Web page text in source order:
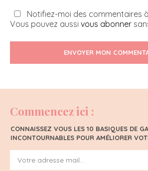
Notifiez-moi des commentaires
Vous pouvez aussi vous abonner
ENVOYER MON
Commencez ici :
CONNAISSEZ VOUS LES 10 BASIQUES DE
INCONTOURNABLES POUR AMÉLIORER